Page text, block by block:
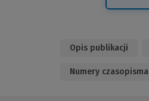
Opis publikacji
Numery czasopisma